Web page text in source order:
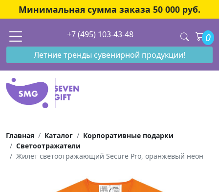
Минимальная сумма заказа 50 000 руб.
+7 (495) 103-43-48 0
Летние тренды сувенирной продукции!
Главная Каталог
Корпоративные подарки
Светоотражатели
Жилет светоотражающий Secure Pro, оранжевый неон